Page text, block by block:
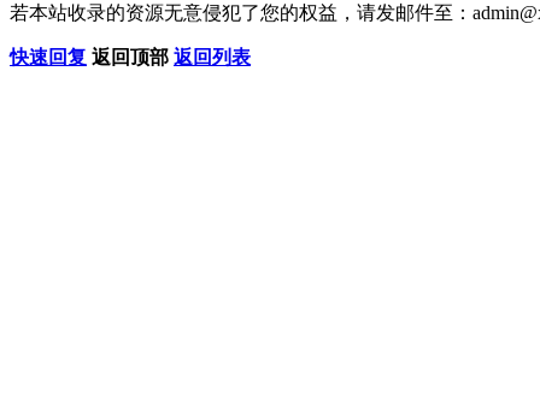
若本站收录的资源无意侵犯了您的权益，请发邮件至：
快速回复 返回顶部 返回列表